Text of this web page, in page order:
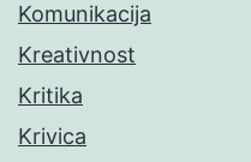
Komunikacija
Kreativnost
Kritika
Krivica